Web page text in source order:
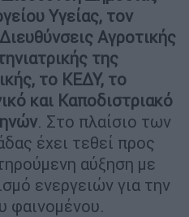
Υγείας, τον
Διευθύνσεις Αγροτικής
της
το ΚΕΔΥ, το
και Καποδιστριακό
. Στο πλαίσιο των
έχει τεθεί προς
αύξηση με
ενεργειών για την
φαινομένου.